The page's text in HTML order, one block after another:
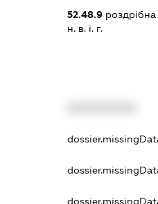
52.48.9роздрібна
н. в. і. г.